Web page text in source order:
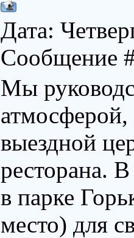
Дата:
Сообщение
Мы
выездной
ресторана.
в парке
место) для